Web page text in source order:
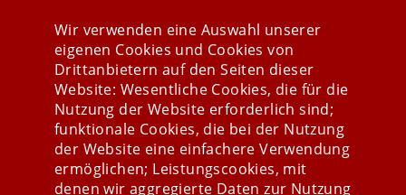
Stay connected
Wir verwenden eine Auswahl unserer
eigenen Cookies und Cookies von
Drittanbietern auf den Seiten dieser
Website: Wesentliche Cookies, die für die
Nutzung der Website erforderlich sind;
funktionale Cookies, die bei der Nutzung
der Website eine einfachere Verwendung
ermöglichen; Leistungscookies, mit
denen wir aggregierte Daten zur Nutzung